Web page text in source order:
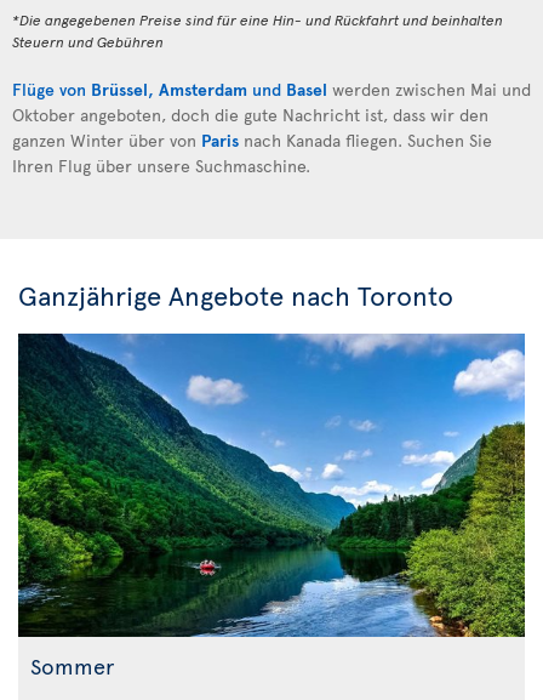
*Die angegebenen Preise sind für eine Hin- und Rückfahrt und beinhalten
Steuern und Gebühren
Flüge von Brüssel, Amsterdam und Basel werden zwischen Mai und
Oktober angeboten, doch die gute Nachricht ist, dass wir den
ganzen Winter über von Paris nach Kanada fliegen. Suchen Sie
Ihren Flug über unsere Suchmaschine.
Ganzjährige Angebote nach Toronto
Sommer